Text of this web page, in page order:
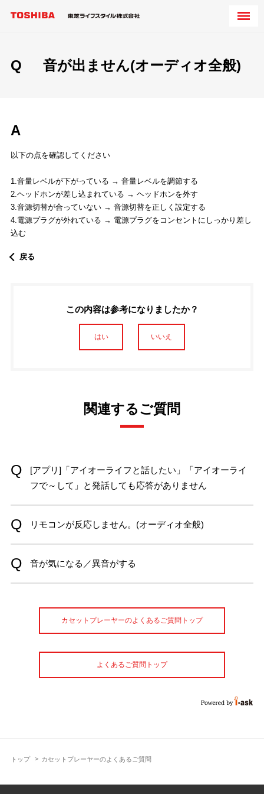
トップ カセットプレーヤーのよくあるご質問
Q 音が出ません(オーディオ全般)
A
以下の点を確認してください
1.音量レベルが下がっている → 音量レベルを調節する
2.ヘッドホンが差し込まれている → ヘッドホンを外す
3.音源切替が合っていない → 音源切替を正しく設定する
4.電源プラグが外れている → 電源プラグをコンセントにしっかり差し
込む
戻る
この内容は参考になりましたか？
はい いいえ
関連するご質問
[アプリ]「アイオーライフと話したい」「アイオーライ
フで～して」と発話しても応答がありません
リモコンが反応しません。(オーディオ全般)
音が気になる／異音がする
カセットプレーヤーのよくあるご質問トップ
よくあるご質問トップ